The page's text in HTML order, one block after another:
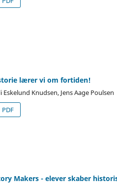
lærer vi om fortiden!
Eskelund Knudsen, Jens Aage Poulsen
PDF
Makers - elever skaber